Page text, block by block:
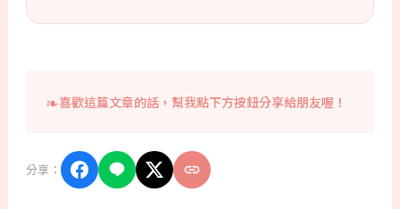
喜歡這篇文章的話，幫我點下方按鈕分享給朋友喔！
分享：